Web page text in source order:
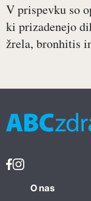
V prispevku so
ki prizadenejo
žrela, bronhitis
O nas